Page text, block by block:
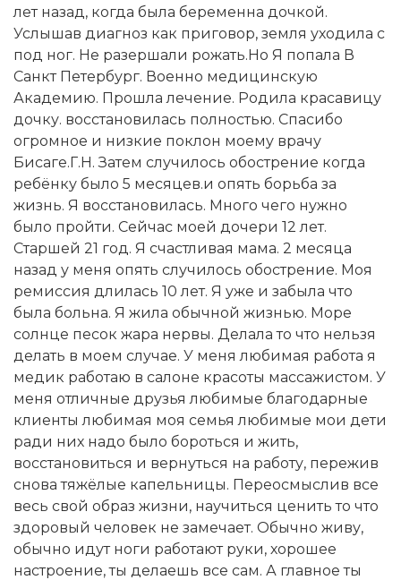
лет назад, когда была беременна дочкой.
Услышав диагноз как приговор, земля уходила с
под ног. Не разершали рожать.Но Я попала В
Санкт Петербург. Военно медицинскую
Академию. Прошла лечение. Родила красавицу
дочку. восстановилась полностью. Спасибо
огромное и низкие поклон моему врачу
Бисаге.Г.Н. Затем случилось обострение когда
ребёнку было 5 месяцев.и опять борьба за
жизнь. Я восстановилась. Много чего нужно
было пройти. Сейчас моей дочери 12 лет.
Старшей 21 год. Я счастливая мама. 2 месяца
назад у меня опять случилось обострение. Моя
ремиссия длилась 10 лет. Я уже и забыла что
была больна. Я жила обычной жизнью. Море
солнце песок жара нервы. Делала то что нельзя
делать в моем случае. У меня любимая работа я
медик работаю в салоне красоты массажистом. У
меня отличные друзья любимые благодарные
клиенты любимая моя семья любимые мои дети
ради них надо было бороться и жить,
восстановиться и вернуться на работу, пережив
снова тяжёлые капельницы. Переосмыслив все
весь свой образ жизни, научиться ценить то что
здоровый человек не замечает. Обычно живу,
обычно идут ноги работают руки, хорошее
настроение, ты делаешь все сам. А главное ты